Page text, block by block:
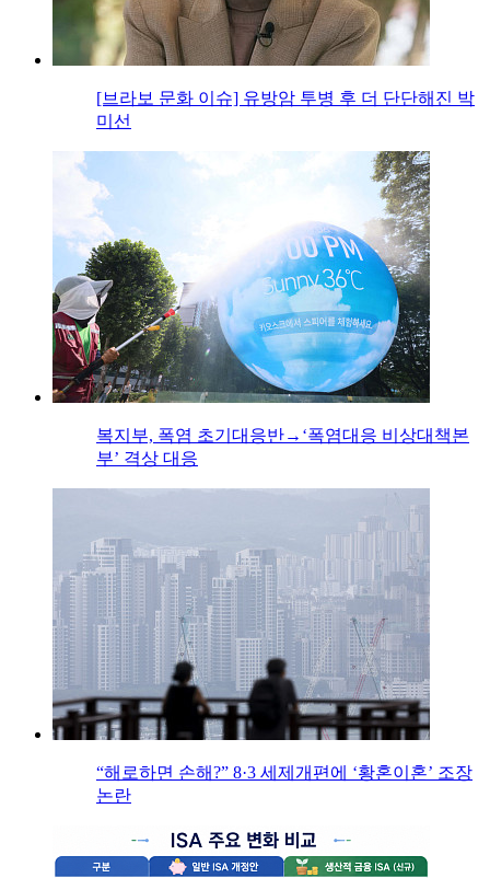
[브라보 문화 이슈] 유방암 투병 후 더 단단해진 박
미선
복지부, 폭염 초기대응반→‘폭염대응 비상대책본
부’ 격상 대응
“해로하면 손해?” 8·3 세제개편에 ‘황혼이혼’ 조장
논란